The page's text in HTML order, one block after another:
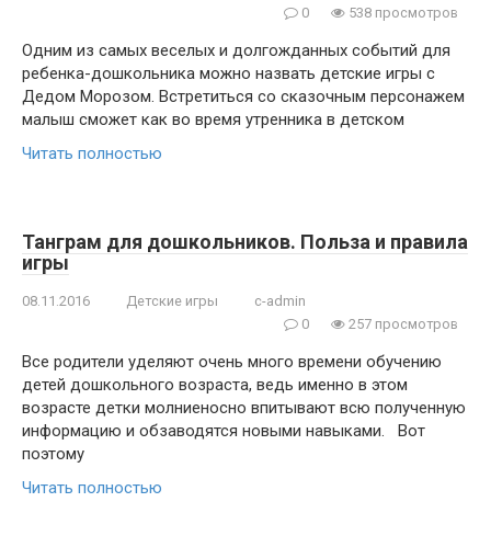
0
538 просмотров
Одним из самых веселых и долгожданных событий для
ребенка-дошкольника можно назвать детские игры с
Дедом Морозом. Встретиться со сказочным персонажем
малыш сможет как во время утренника в детском
Читать полностью
Танграм для дошкольников. Польза и правила
игры
08.11.2016 Детские игры
c-admin
0
257 просмотров
Все родители уделяют очень много времени обучению
детей дошкольного возраста, ведь именно в этом
возрасте детки молниеносно впитывают всю полученную
информацию и обзаводятся новыми навыками. Вот
поэтому
Читать полностью